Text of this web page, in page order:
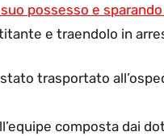
possesso e
e traendolo in
trasportato
composta dai